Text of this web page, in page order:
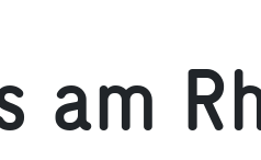
am